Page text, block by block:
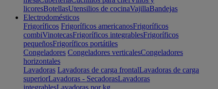
licoresBotellasUtensilios de cocinaVajillaBandejas
Electrodomésticos
Frigoríficos Frigoríficos americanosFrigoríficos
combiVinotecasFrigoríficos integrablesFrigoríficos
pequeñosFrigoríficos portátiles
Congeladores Congeladores verticalesCongeladores
horizontales
Lavadoras Lavadoras de carga frontalLavadoras de carga
superiorLavadoras - SecadorasLavadoras
integrablesLavadoras por kg